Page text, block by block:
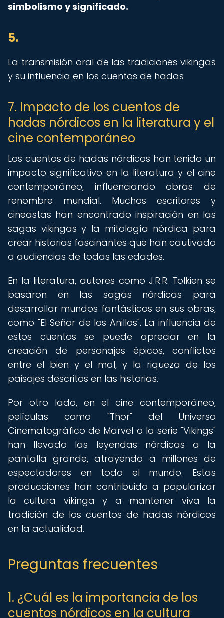
simbolismo y significado.
5.
La transmisión oral de las tradiciones vikingas
y su influencia en los cuentos de hadas
7. Impacto de los cuentos de
hadas nórdicos en la literatura y el
cine contemporáneo
Los cuentos de hadas nórdicos han tenido un
impacto significativo en la literatura y el cine
contemporáneo, influenciando obras de
renombre mundial. Muchos escritores y
cineastas han encontrado inspiración en las
sagas vikingas y la mitología nórdica para
crear historias fascinantes que han cautivado
a audiencias de todas las edades.
En la literatura, autores como J.R.R. Tolkien se
basaron en las sagas nórdicas para
desarrollar mundos fantásticos en sus obras,
como "El Señor de los Anillos". La influencia de
estos cuentos se puede apreciar en la
creación de personajes épicos, conflictos
entre el bien y el mal, y la riqueza de los
paisajes descritos en las historias.
Por otro lado, en el cine contemporáneo,
películas como "Thor" del Universo
Cinematográfico de Marvel o la serie "Vikings"
han llevado las leyendas nórdicas a la
pantalla grande, atrayendo a millones de
espectadores en todo el mundo. Estas
producciones han contribuido a popularizar
la cultura vikinga y a mantener viva la
tradición de los cuentos de hadas nórdicos
en la actualidad.
Preguntas frecuentes
1. ¿Cuál es la importancia de los
cuentos nórdicos en la cultura